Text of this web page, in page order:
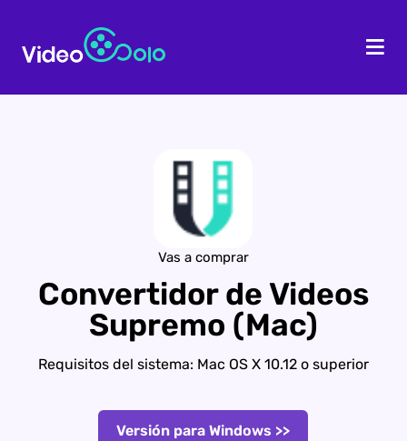
Vas a comprar
Convertidor de Videos
Supremo (Mac)
Requisitos del sistema: Mac OS X 10.12 o superior
Versión para Windows >>